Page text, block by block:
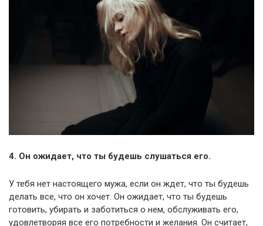
4. Он ожидает, что ты будешь слушаться его.
У тебя нет настоящего мужа, если он ждет, что ты будешь
делать все, что он хочет. Он ожидает, что ты будешь
готовить, убирать и заботиться о нем, обслуживать его,
удовлетворяя все его потребности и желания. Он считает,